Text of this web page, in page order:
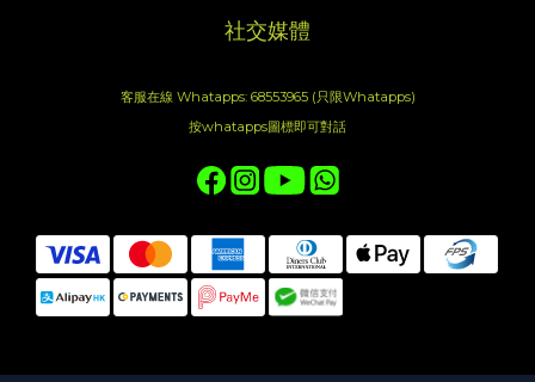
社交媒體
客服在線 Whatapps: 68553965 (只限Whatapps)
按whatapps圖標即可對話